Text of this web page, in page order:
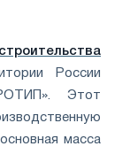
строительства
России
Этот
масса